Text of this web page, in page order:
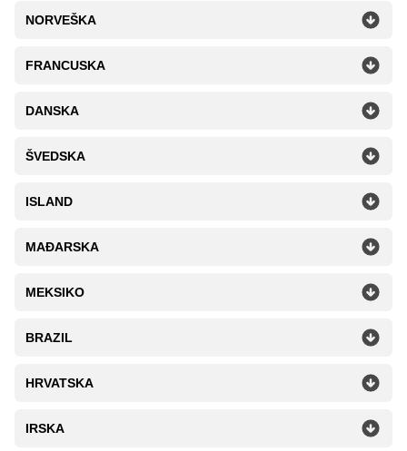
NORVEŠKA
FRANCUSKA
DANSKA
ŠVEDSKA
ISLAND
MAĐARSKA
MEKSIKO
BRAZIL
HRVATSKA
IRSKA